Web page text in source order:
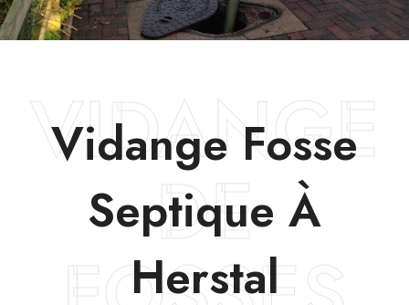
VIDANGE
DE
Vidange Fosse
Septique À
Herstal